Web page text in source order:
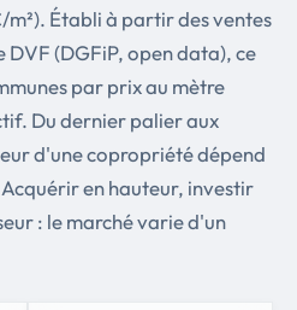
Établi à partir des ventes
DVF (DGFiP, open data), ce
par prix au mètre
Du dernier palier aux
d'une copropriété dépend
en hauteur, investir
: le marché varie d'un